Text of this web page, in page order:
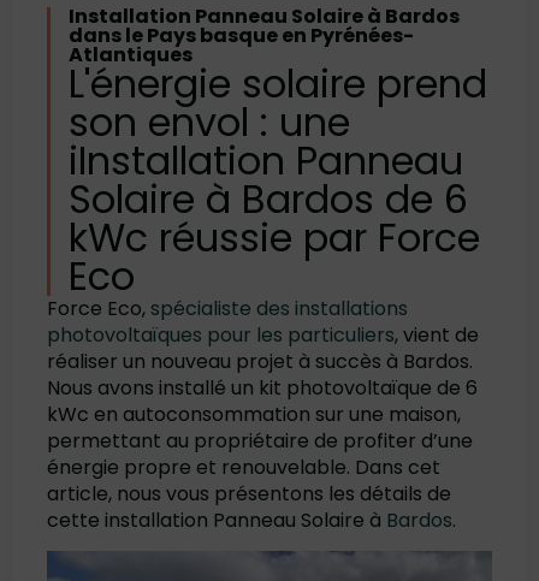
Installation Panneau Solaire à Bardos
dans le Pays basque en Pyrénées-
Atlantiques
L'énergie solaire prend
son envol : une
iInstallation Panneau
Solaire à Bardos de 6
kWc réussie par Force
Eco
Force Eco, spécialiste des installations
photovoltaïques pour les particuliers, vient de
réaliser un nouveau projet à succès à Bardos.
Nous avons installé un kit photovoltaïque de 6
kWc en autoconsommation sur une maison,
permettant au propriétaire de profiter d’une
énergie propre et renouvelable. Dans cet
article, nous vous présentons les détails de
cette installation Panneau Solaire à Bardos.